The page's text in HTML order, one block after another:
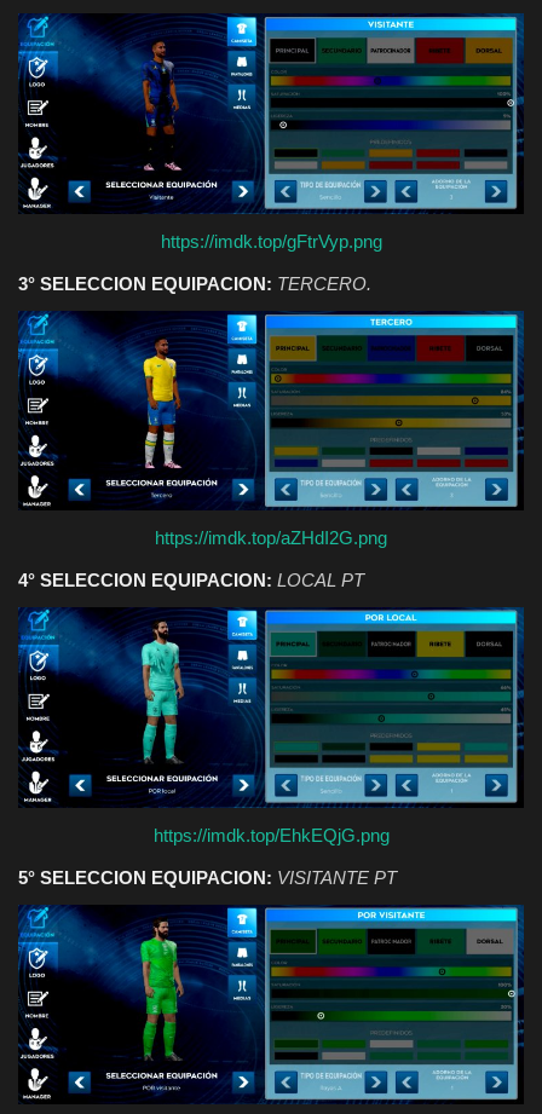
https://imdk.top/gFtrVyp.png
3° SELECCION EQUIPACION: TERCERO.
https://imdk.top/aZHdI2G.png
4° SELECCION EQUIPACION: LOCAL PT
https://imdk.top/EhkEQjG.png
5° SELECCION EQUIPACION: VISITANTE PT